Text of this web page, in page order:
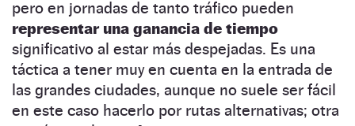
pero en jornadas de tanto tráfico pueden
representar una ganancia de tiempo
significativo al estar más despejadas. Es una
táctica a tener muy en cuenta en la entrada de
las grandes ciudades, aunque no suele ser fácil
en este caso hacerlo por rutas alternativas; otra